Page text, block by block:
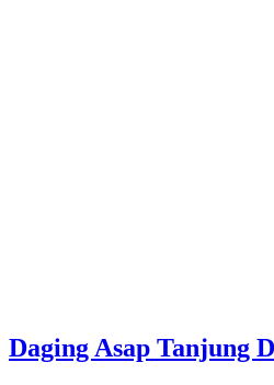
Daging Asap Tanjung